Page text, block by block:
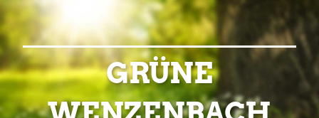
GRÜNE